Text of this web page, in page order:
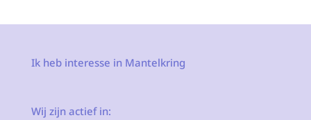
Ik heb interesse in Mantelkring
Wij zijn actief in: